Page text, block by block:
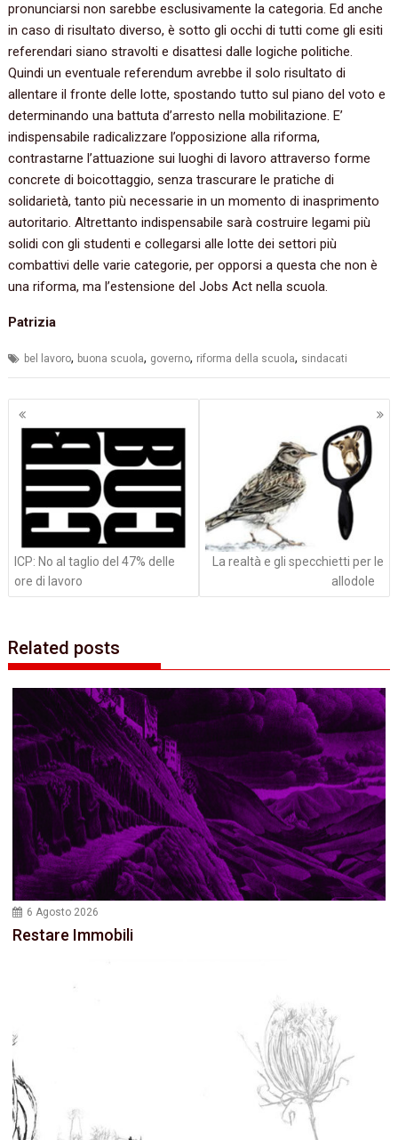
pronunciarsi non sarebbe esclusivamente la categoria. Ed anche
in caso di risultato diverso, è sotto gli occhi di tutti come gli esiti
referendari siano stravolti e disattesi dalle logiche politiche.
Quindi un eventuale referendum avrebbe il solo risultato di
allentare il fronte delle lotte, spostando tutto sul piano del voto e
determinando una battuta d’arresto nella mobilitazione. E’
indispensabile radicalizzare l’opposizione alla riforma,
contrastarne l’attuazione sui luoghi di lavoro attraverso forme
concrete di boicottaggio, senza trascurare le pratiche di
solidarietà, tanto più necessarie in un momento di inasprimento
autoritario. Altrettanto indispensabile sarà costruire legami più
solidi con gli studenti e collegarsi alle lotte dei settori più
combattivi delle varie categorie, per opporsi a questa che non è
una riforma, ma l’estensione del Jobs Act nella scuola.
Patrizia
bel lavoro, buona scuola, governo, riforma della scuola, sindacati
Navigazione
articoli
ICP: No al taglio del 47% delle
ore di lavoro
‬La realtà e gli specchietti per le
allodole
Related posts
6 Agosto 2026
Restare Immobili